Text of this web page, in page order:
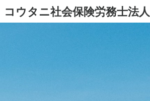
コウタニ社会保険労務士法人